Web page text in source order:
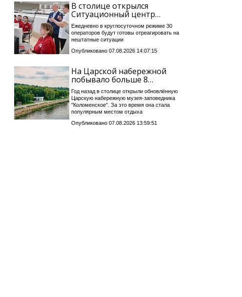
В столице открылся
Ситуационный центр…
Ежедневно в круглосуточном режиме 30
операторов будут готовы отреагировать на
нештатные ситуации
Опубликовано 07.08.2026 14:07:15
На Царской набережной
побывало больше 8…
Год назад в столице открыли обновлённую
Царскую набережную музея-заповедника
"Коломенское". За это время она стала
популярным местом отдыха
Опубликовано 07.08.2026 13:59:51